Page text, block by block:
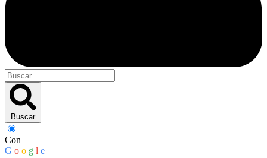
Buscar
Con
G o o g l e